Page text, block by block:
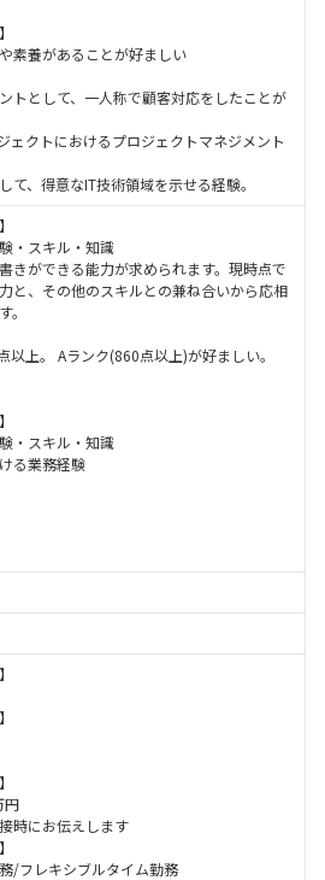
素養があることが好ましい
トとして、一人称で顧客対応をしたことが
ェクトにおけるプロジェクトマネジメント
て、得意なIT技術領域を示せる経験。
・スキル・知識
きができる能力が求められます。現時点で
と、その他のスキルとの兼ね合いから応相
。
以上。 Aランク(860点以上)が好ましい。
・スキル・知識
る業務経験
円
時にお伝えします
/フレキシブルタイム勤務